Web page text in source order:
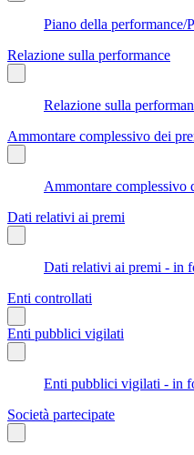
Piano della performance/
Relazione sulla performance
Relazione sulla
Ammontare complessivo dei
Ammontare complessivo
Dati relativi ai premi
Dati relativi ai premi - in
Enti controllati
Enti pubblici vigilati
Enti pubblici vigilati - in
Società partecipate